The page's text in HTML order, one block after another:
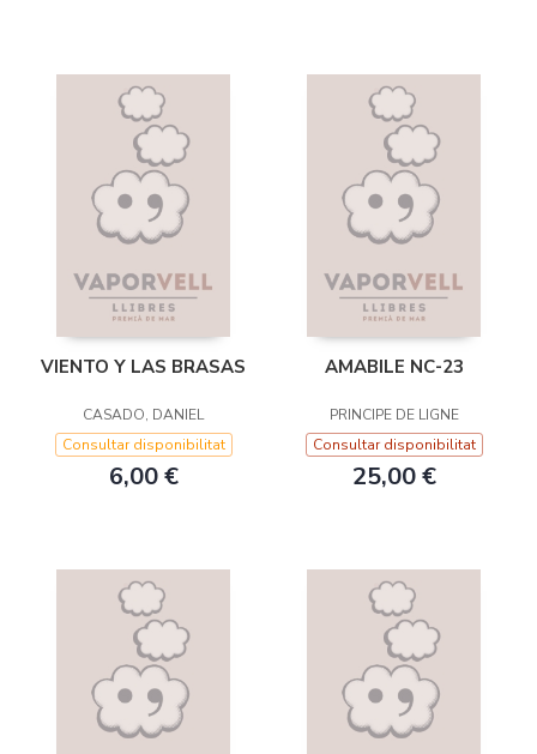
VIENTO Y LAS BRASAS
CASADO, DANIEL
Consultar disponibilitat
6,00 €
AMABILE NC-23
PRINCIPE DE LIGNE
Consultar disponibilitat
25,00 €